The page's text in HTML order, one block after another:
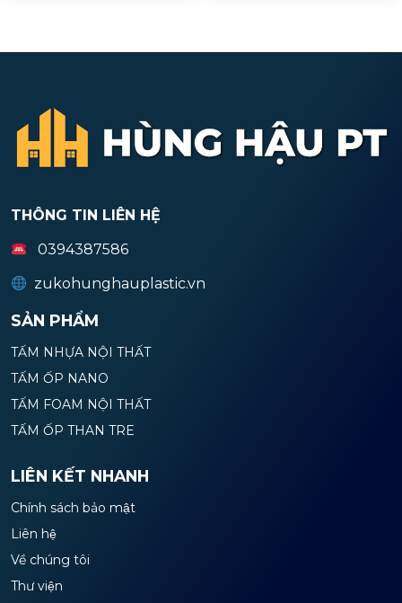
THÔNG TIN LIÊN HỆ
0394387586
zukohunghauplastic.vn
SẢN PHẨM
TẤM NHỰA NỘI THẤT
TẤM ỐP NANO
TẤM FOAM NỘI THẤT
TẤM ỐP THAN TRE
LIÊN KẾT NHANH
Chính sách bảo mật
Liên hệ
Về chúng tôi
Thư viện